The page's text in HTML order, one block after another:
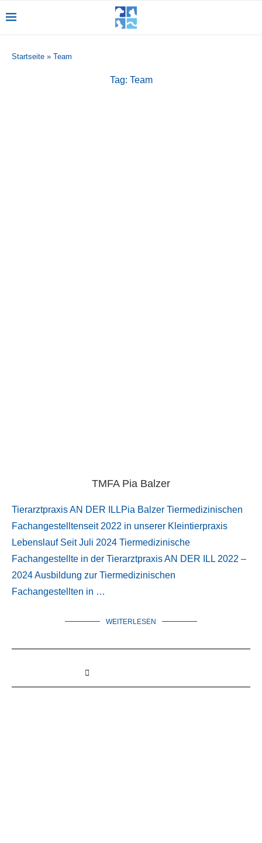
Startseite » Team
Tag: Team
TMFA Pia Balzer
Tierarztpraxis AN DER ILLPia Balzer Tiermedizinischen
Fachangestelltenseit 2022 in unserer Kleintierpraxis
Lebenslauf Seit Juli 2024 Tiermedizinische
Fachangestellte in der Tierarztpraxis AN DER ILL 2022 –
2024 Ausbildung zur Tiermedizinischen
Fachangestellten in …
WEITERLESEN